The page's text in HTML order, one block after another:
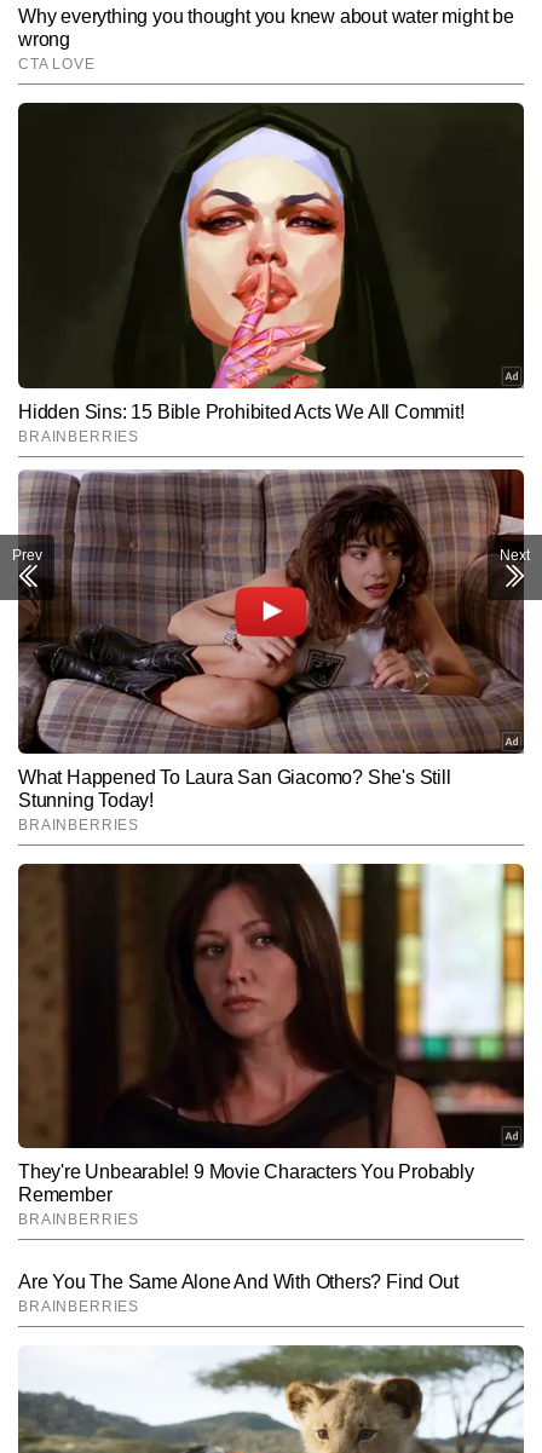
Hindi NewsEntertainment Bollywood
AUTHOR
ललित कुमार टाइम्स नाउ नवभारत डिजिटल की एंटरटेनमेंट टीम में बतौर राइटर जुड़े
हैं। पत्रकारिता में डिप्लोमा करने के बाद ललित ने एंटरटेनमेंट बीट में अपना करियर
शुरू किया और बॉलीवुड, टीवी, वेब सीरीज और सेलेब्रिटी लाइफ से जुड़ी खबरों की
गहरी समझ विकसित की। मीडिया में 12 वर्षों से अधिक का अनुभव रखने वाले
ललित एंटरटेनमेंट इंडस्ट्री के ट्रेंड्स, ब्रेकिंग अपडेट्स, फिल्म/वेब सीरीज कवरेज
को यूजर-फ्रेंडली अंदाज में पेश करने में माहिर हैं और अबतक 13,000 से अधिक
आर्टिकल लिख चुके हैं।
Subscribe to our daily Newsletter!
SUBMIT
Prev Next